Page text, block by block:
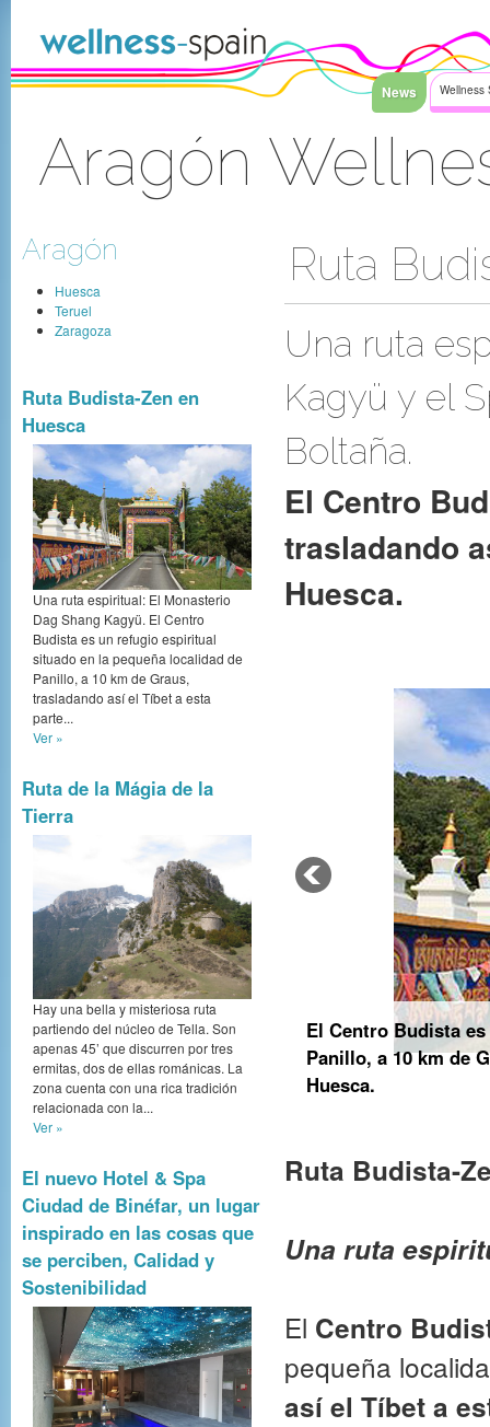
News Wellness
Aragón
Aragón
Huesca
Teruel
Zaragoza
Ruta Budista-Zen en
Huesca
Una ruta espiritual: El Monasterio
Dag Shang Kagyü. El Centro
Budista es un refugio espiritual
situado en la pequeña localidad de
Panillo, a 10 km de Graus,
trasladando así el Tíbet a esta
parte...
Ver »
Ruta de la Mágia de la
Tierra
Hay una bella y misteriosa ruta
partiendo del núcleo de Tella. Son
apenas 45’ que discurren por tres
ermitas, dos de ellas románicas. La
zona cuenta con una rica tradición
relacionada con la...
Ver »
El nuevo Hotel & Spa
Ciudad de Binéfar, un lugar
inspirado en las cosas que
se perciben, Calidad y
Sostenibilidad
Ruta
Una ruta
Kagyü y el
Boltaña.
El Centro
trasladando
Huesca.
El Centro Budista
Panillo, a 10 km de
Huesca.
Ruta Budista-
Una ruta
El Centro
pequeña
así el Tíbet a